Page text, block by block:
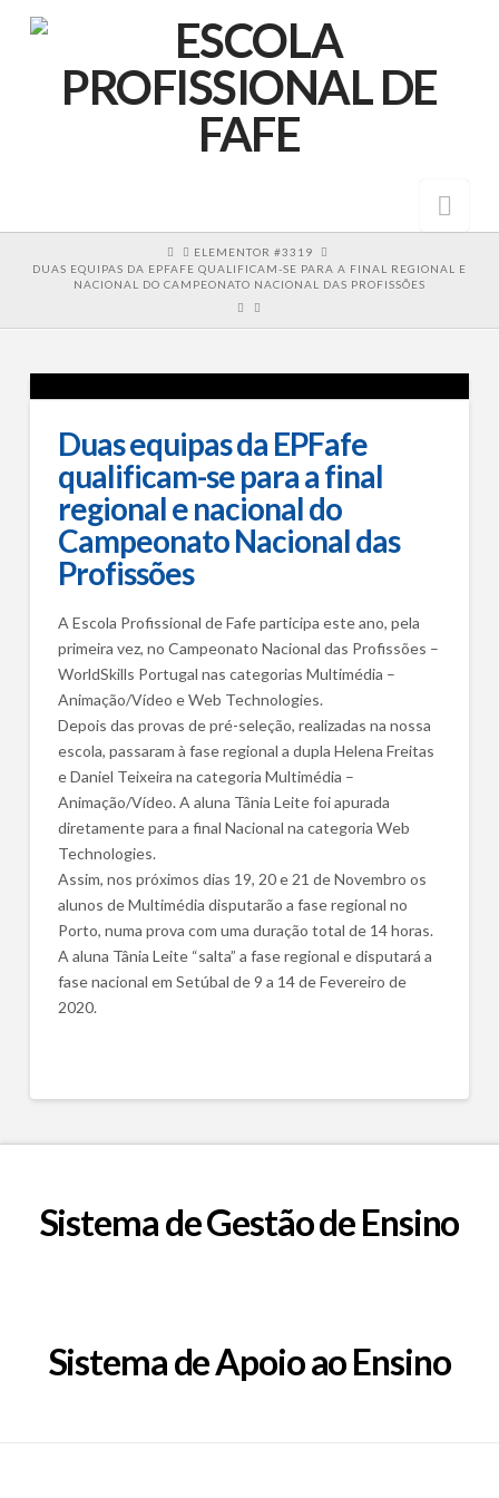
HOMEELEMENTOR #3319
DUAS EQUIPAS DA EPFAFE QUALIFICAM-SE PARA A FINAL REGIONAL E
NACIONAL DO CAMPEONATO NACIONAL DAS PROFISSÕES
Duas equipas da EPFafe
qualificam-se para a final
regional e nacional do
Campeonato Nacional das
Profissões
A Escola Profissional de Fafe participa este ano, pela
primeira vez, no Campeonato Nacional das Profissões –
WorldSkills Portugal nas categorias Multimédia –
Animação/Vídeo e Web Technologies.
Depois das provas de pré-seleção, realizadas na nossa
escola, passaram à fase regional a dupla Helena Freitas
e Daniel Teixeira na categoria Multimédia –
Animação/Vídeo. A aluna Tânia Leite foi apurada
diretamente para a final Nacional na categoria Web
Technologies.
Assim, nos próximos dias 19, 20 e 21 de Novembro os
alunos de Multimédia disputarão a fase regional no
Porto, numa prova com uma duração total de 14 horas.
A aluna Tânia Leite “salta” a fase regional e disputará a
fase nacional em Setúbal de 9 a 14 de Fevereiro de
2020.
Sistema de Gestão de Ensino
Sistema de Apoio ao Ensino